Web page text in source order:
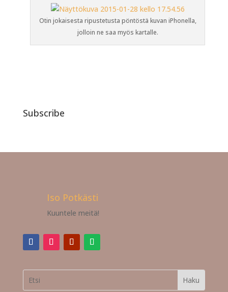
Otin jokaisesta ripustetusta pöntöstä kuvan iPhonella,
jolloin ne saa myös kartalle.
Subscribe
Iso Potkästi
Kuuntele meitä!